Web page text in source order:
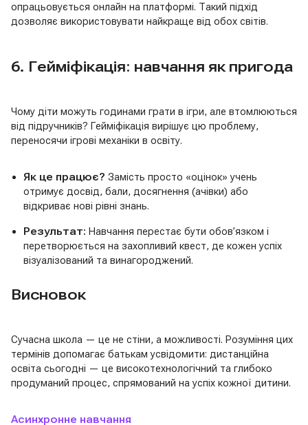
опрацьовується онлайн на платформі. Такий підхід
дозволяє використовувати найкраще від обох світів.
6. Гейміфікація: навчання як пригода
Чому діти можуть годинами грати в ігри, але втомлюються
від підручників? Гейміфікація вирішує цю проблему,
переносячи ігрові механіки в освіту.
Як це працює? Замість просто «оцінок» учень
отримує досвід, бали, досягнення (ачівки) або
відкриває нові рівні знань.
Результат: Навчання перестає бути обов’язком і
перетворюється на захопливий квест, де кожен успіх
візуалізований та винагороджений.
Висновок
Сучасна школа — це не стіни, а можливості. Розуміння цих
термінів допомагає батькам усвідомити: дистанційна
освіта сьогодні — це високотехнологічний та глибоко
продуманий процес, спрямований на успіх кожної дитини.
Асинхронне навчання